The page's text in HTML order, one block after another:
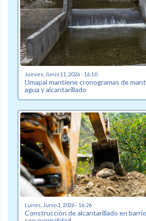
Jueves, Junio 11, 2026 - 16:10
Umapal mantiene cronogramas de
agua y alcantarillado
Lunes, Junio 1, 2026 - 16:26
Construcción de alcantarillado en barrio